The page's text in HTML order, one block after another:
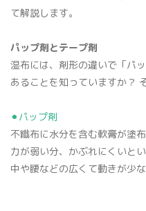
骨密度検査
プライバシーポリシー
て解説します。
パップ剤とテープ剤
湿布には、剤形の違いで「パ
あることを知っていますか？
⚫︎パップ剤
不織布に水分を含む軟膏が塗
力が弱い分、かぶれにくいと
中や腰などの広くて動きが少